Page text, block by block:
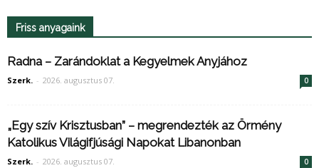
Friss anyagaink
Radna – Zarándoklat a Kegyelmek Anyjához
Szerk. - 2026. augusztus 07. 0
„Egy szív Krisztusban” – megrendezték az Örmény
Katolikus Világifjúsági Napokat Libanonban
Szerk. - 2026. augusztus 07. 0